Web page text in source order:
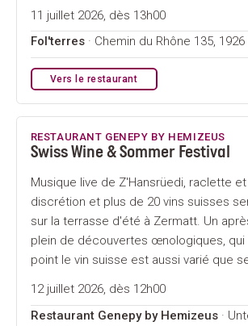
11 juillet 2026, dès 13h00
Fol'terres· Chemin du Rhône 135, 1926
Vers le restaurant
RESTAURANT GENEPY BY HEMIZEUS
Swiss Wine & Sommer Festival
Musique live de Z'Hansrüedi, raclette et
discrétion et plus de 20 vins suisses
sur la terrasse d'été à Zermatt. Un
plein de découvertes œnologiques, qui
point le vin suisse est aussi varié que
12 juillet 2026, dès 12h00
Restaurant Genepy by Hemizeus·